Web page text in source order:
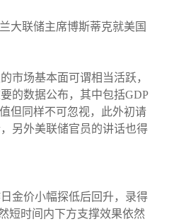
大联储主席博斯蒂克就美国
市场基本面可谓相当活跃，
的数据公布，其中包括GDP
但同样不可忽视，此外初请
另外美联储官员的讲话也得
金价小幅探低后回升，录得
短时间内下方支撑效果依然